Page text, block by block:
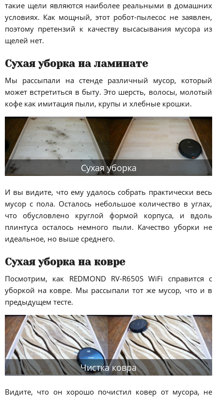
такие щели являются наиболее реальными в домашних
условиях. Как мощный, этот робот-пылесос не заявлен,
поэтому претензий к качеству высасывания мусора из
щелей нет.
Сухая уборка на ламинате
Мы рассыпали на стенде различный мусор, который
может встретиться в быту. Это шерсть, волосы, молотый
кофе как имитация пыли, крупы и хлебные крошки.
Сухая уборка
И вы видите, что ему удалось собрать практически весь
мусор с пола. Осталось небольшое количество в углах,
что обусловлено круглой формой корпуса, и вдоль
плинтуса осталось немного пыли. Качество уборки не
идеальное, но выше среднего.
Сухая уборка на ковре
Посмотрим, как REDMOND RV-R650S WiFi справится с
уборкой на ковре. Мы рассыпали тот же мусор, что и в
предыдущем тесте.
Чистка ковра
Видите, что он хорошо почистил ковер от мусора, не